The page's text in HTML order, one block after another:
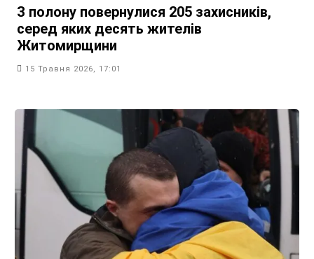
З полону повернулися 205 захисників,
серед яких десять жителів
Житомирщини
15 Травня 2026, 17:01